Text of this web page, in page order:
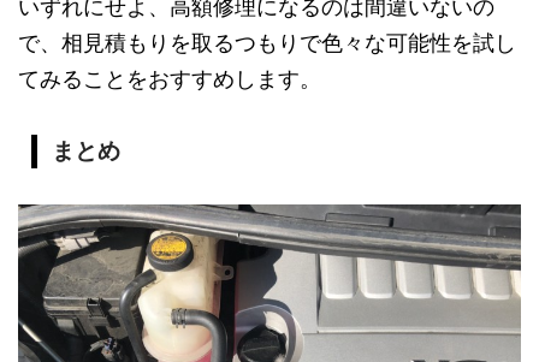
いずれにせよ、高額修理になるのは間違いないの
で、相見積もりを取るつもりで色々な可能性を試し
てみることをおすすめします。
まとめ